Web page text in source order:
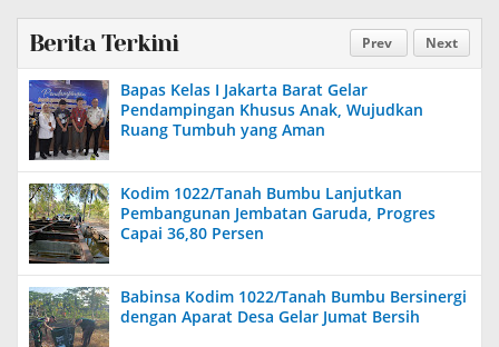
Prev Next
Berita Terkini
Bapas Kelas I Jakarta Barat Gelar
Pendampingan Khusus Anak, Wujudkan
Ruang Tumbuh yang Aman
Kodim 1022/Tanah Bumbu Lanjutkan
Pembangunan Jembatan Garuda, Progres
Capai 36,80 Persen
Babinsa Kodim 1022/Tanah Bumbu Bersinergi
dengan Aparat Desa Gelar Jumat Bersih